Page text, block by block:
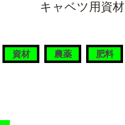
キャベツ用資材
資材 農薬 肥料